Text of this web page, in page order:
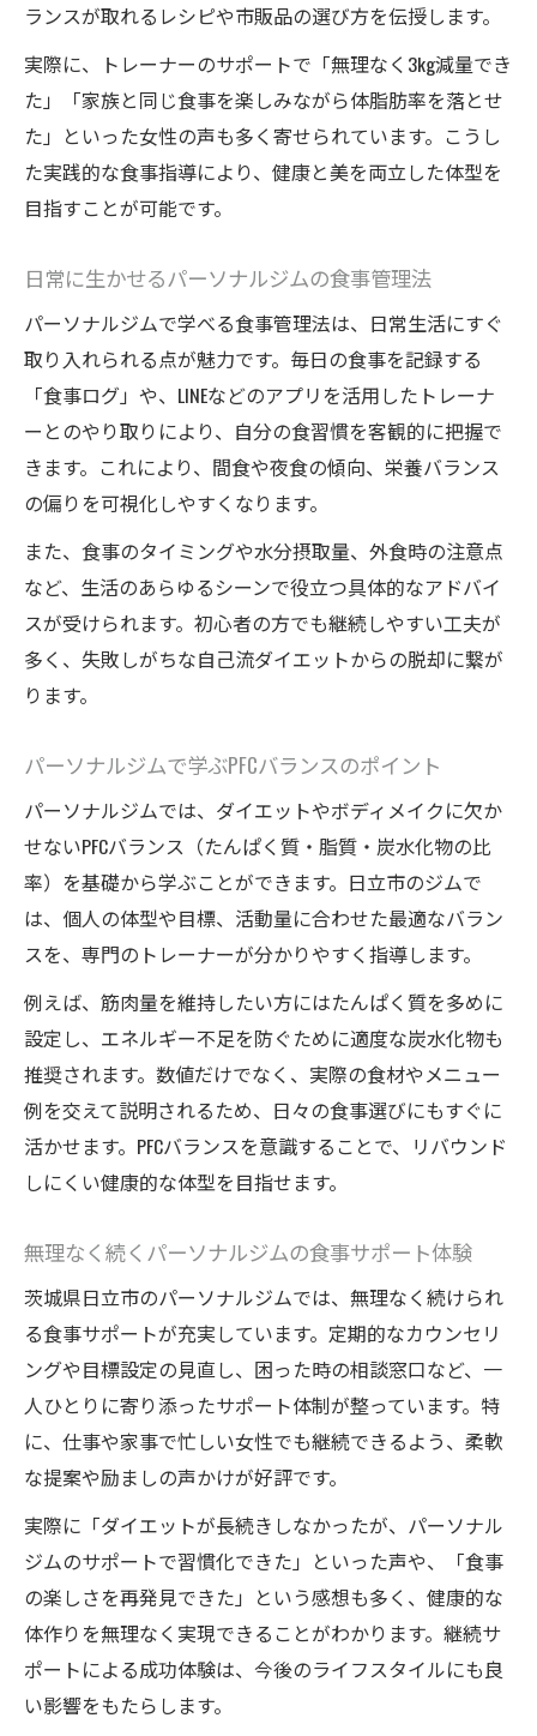
ランスが取れるレシピや市販品の選び方を伝授します。
実際に、トレーナーのサポートで「無理なく3kg減量でき
た」「家族と同じ食事を楽しみながら体脂肪率を落とせ
た」といった女性の声も多く寄せられています。こうし
た実践的な食事指導により、健康と美を両立した体型を
目指すことが可能です。
日常に生かせるパーソナルジムの食事管理法
パーソナルジムで学べる食事管理法は、日常生活にすぐ
取り入れられる点が魅力です。毎日の食事を記録する
「食事ログ」や、LINEなどのアプリを活用したトレーナ
ーとのやり取りにより、自分の食習慣を客観的に把握で
きます。これにより、間食や夜食の傾向、栄養バランス
の偏りを可視化しやすくなります。
また、食事のタイミングや水分摂取量、外食時の注意点
など、生活のあらゆるシーンで役立つ具体的なアドバイ
スが受けられます。初心者の方でも継続しやすい工夫が
多く、失敗しがちな自己流ダイエットからの脱却に繋が
ります。
パーソナルジムで学ぶPFCバランスのポイント
パーソナルジムでは、ダイエットやボディメイクに欠か
せないPFCバランス（たんぱく質・脂質・炭水化物の比
率）を基礎から学ぶことができます。日立市のジムで
は、個人の体型や目標、活動量に合わせた最適なバラン
スを、専門のトレーナーが分かりやすく指導します。
例えば、筋肉量を維持したい方にはたんぱく質を多めに
設定し、エネルギー不足を防ぐために適度な炭水化物も
推奨されます。数値だけでなく、実際の食材やメニュー
例を交えて説明されるため、日々の食事選びにもすぐに
活かせます。PFCバランスを意識することで、リバウンド
しにくい健康的な体型を目指せます。
無理なく続くパーソナルジムの食事サポート体験
茨城県日立市のパーソナルジムでは、無理なく続けられ
る食事サポートが充実しています。定期的なカウンセリ
ングや目標設定の見直し、困った時の相談窓口など、一
人ひとりに寄り添ったサポート体制が整っています。特
に、仕事や家事で忙しい女性でも継続できるよう、柔軟
な提案や励ましの声かけが好評です。
実際に「ダイエットが長続きしなかったが、パーソナル
ジムのサポートで習慣化できた」といった声や、「食事
の楽しさを再発見できた」という感想も多く、健康的な
体作りを無理なく実現できることがわかります。継続サ
ポートによる成功体験は、今後のライフスタイルにも良
い影響をもたらします。